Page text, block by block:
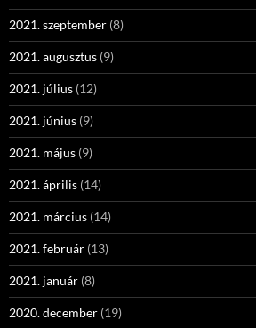
2021. szeptember (8)
2021. augusztus (9)
2021. július (12)
2021. június (9)
2021. május (9)
2021. április (14)
2021. március (14)
2021. február (13)
2021. január (8)
2020. december (19)